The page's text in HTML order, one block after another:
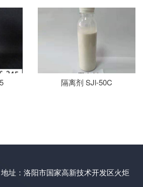
隔离剂 SJl-50C
址：洛阳市国家高新技术开发区火炬